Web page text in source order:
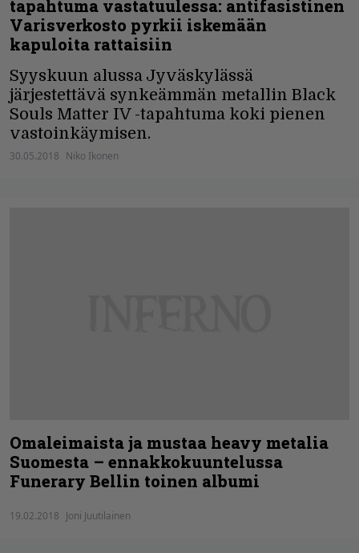
tapahtuma vastatuulessa: antifasistinen
Varisverkosto pyrkii iskemään
kapuloita rattaisiin
Syyskuun alussa Jyväskylässä
järjestettävä synkeämmän metallin Black
Souls Matter IV -tapahtuma koki pienen
vastoinkäymisen.
30.05.2018 Niko Ikonen
Omaleimaista ja mustaa heavy metalia
Suomesta – ennakkokuuntelussa
Funerary Bellin toinen albumi
19.02.2018 Joni Juutilainen